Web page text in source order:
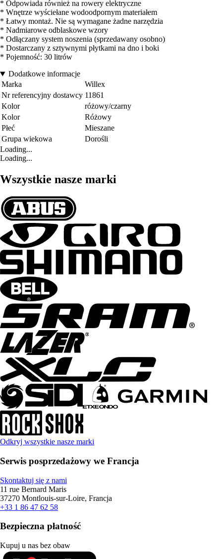
* Odpowiada również na rowery elektryczne
* Wnętrze wyściełane wodoodpornym materiałem
* Łatwy montaż. Nie są wymagane żadne narzędzia
* Nadmiarowe odblaskowe wzory
* Odłączany system noszenia (sprzedawany osobno)
* Dostarczany z sztywnymi płytkami na dno i boki
* Pojemność: 30 litrów
Dodatkowe informacje
Marka
Willex
Nr referencyjny dostawcy 11861
Kolor
różowy/czarny
Kolor
Różowy
Płeć
Mieszane
Grupa wiekowa
Dorośli
Loading...
Loading...
Wszystkie nasze marki
Odkryj wszystkie nasze marki
Serwis posprzedażowy we Francja
Skontaktuj się z nami
11 rue Bernard Maris
37270 Montlouis-sur-Loire, Francja
+33 1 86 47 62 58
Bezpieczna płatność
Kupuj u nas bez obaw